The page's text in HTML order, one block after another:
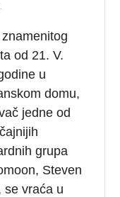
od 21. V.
u
domu,
jedne od
grupa
Steven
se vraća u